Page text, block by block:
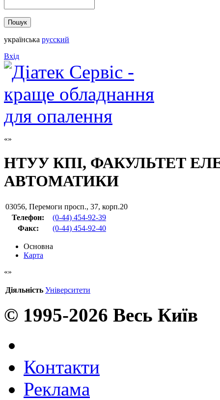
українська русский
Вхід
НТУУ КПІ, ФАКУЛЬТЕТ
АВТОМАТИКИ
03056, Перемоги просп., 37, корп.20
Телефон:
(0-44) 454-92-39
Факс: (0-44) 454-92-40
Основна
Карта
Діяльність Університети
© 1995-2026 Весь Київ
Контакти
Реклама